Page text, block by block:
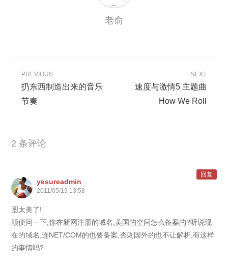
老俞
PREVIOUS
扔东西制造出来的音乐
节奏
NEXT
速度与激情5 主题曲
How We Roll
2 条评论
yesureadmin
2011/05/19 13:58
图太美了!
顺便问一下,你在新网注册的域名,美国的空间怎么备案的?听说现
在的域名,连NET/COM的也要备案,否则国外的也不让解析,有这样
的事情吗?
回复